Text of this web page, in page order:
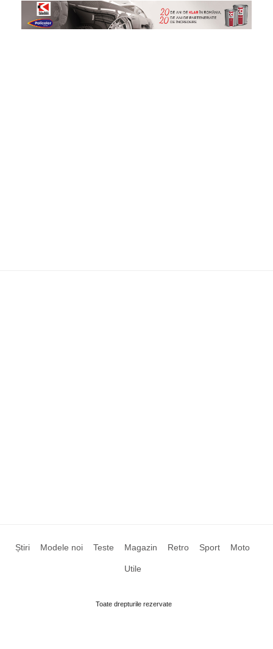
Știri Modele noi Teste Magazin Retro Sport Moto
Utile
Toate drepturile rezervate